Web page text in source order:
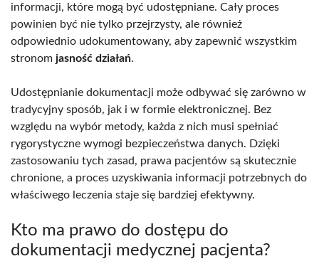
informacji, które mogą być udostępniane. Cały proces
powinien być nie tylko przejrzysty, ale również
odpowiednio udokumentowany, aby zapewnić wszystkim
stronom jasność działań.
Udostępnianie dokumentacji może odbywać się zarówno w
tradycyjny sposób, jak i w formie elektronicznej. Bez
względu na wybór metody, każda z nich musi spełniać
rygorystyczne wymogi bezpieczeństwa danych. Dzięki
zastosowaniu tych zasad, prawa pacjentów są skutecznie
chronione, a proces uzyskiwania informacji potrzebnych do
właściwego leczenia staje się bardziej efektywny.
Kto ma prawo do dostępu do
dokumentacji medycznej pacjenta?